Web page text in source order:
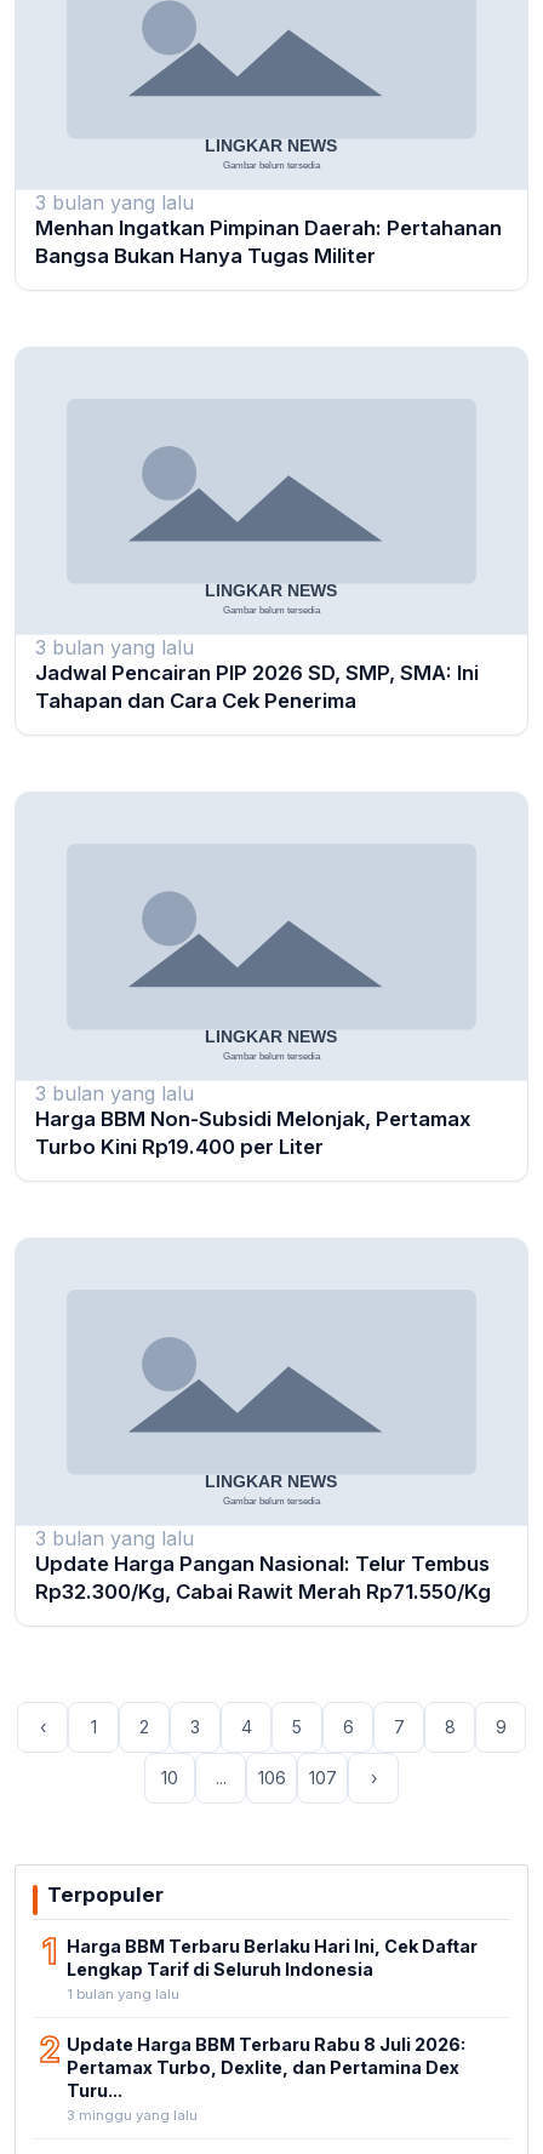
3 bulan yang lalu
Menhan Ingatkan Pimpinan Daerah: Pertahanan
Bangsa Bukan Hanya Tugas Militer
3 bulan yang lalu
Jadwal Pencairan PIP 2026 SD, SMP, SMA: Ini
Tahapan dan Cara Cek Penerima
3 bulan yang lalu
Harga BBM Non-Subsidi Melonjak, Pertamax
Turbo Kini Rp19.400 per Liter
3 bulan yang lalu
Update Harga Pangan Nasional: Telur Tembus
Rp32.300/Kg, Cabai Rawit Merah Rp71.550/Kg
‹ 1 2 3 4 5 6 7 8 9
10 ... 106 107 ›
Terpopuler
1 Harga BBM Terbaru Berlaku Hari Ini, Cek Daftar
Lengkap Tarif di Seluruh Indonesia
1 bulan yang lalu
2 Update Harga BBM Terbaru Rabu 8 Juli 2026:
Pertamax Turbo, Dexlite, dan Pertamina Dex
Turu...
3 minggu yang lalu